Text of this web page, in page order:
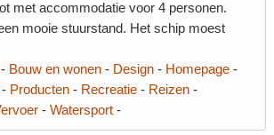
met accommodatie voor 4 personen.
mooie stuurstand. Het schip moest
- Bouw en wonen - Design - Homepage -
- Producten - Recreatie - Reizen -
-Watersport -